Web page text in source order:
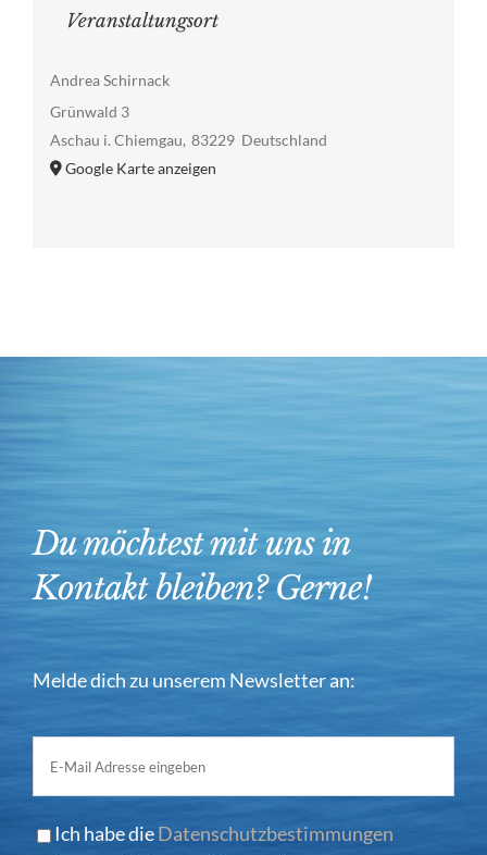
Veranstaltungsort
Andrea Schirnack
Grünwald 3
Aschau i. Chiemgau, 83229 Deutschland
Google Karte anzeigen
Du möchtest mit uns in
Kontakt bleiben? Gerne!
Melde dich zu unserem Newsletter an:
Ich habe dieDatenschutzbestimmungen